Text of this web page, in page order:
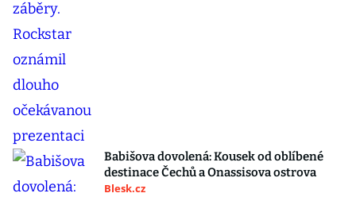
Babišova dovolená: Kousek od oblíbené
destinace Čechů a Onassisova ostrova
Blesk.cz